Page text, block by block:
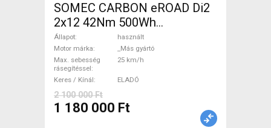
SOMEC CARBON eROAD Di2
2x12 42Nm 500Wh
Elektromos Országúti / Gravel
_Más gyártó használt ELADÓ
Állapot
használt
Motor márka
_Más gyártó
Max. sebesség
rásegítéssel
25 km/h
Keres / Kínál ELADÓ
2 100 000 Ft
1 180 000 Ft